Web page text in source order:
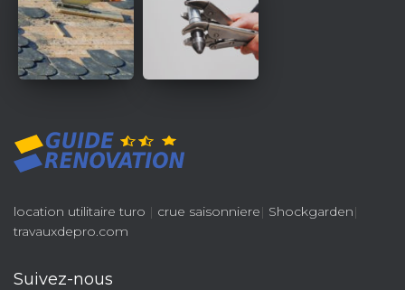
location utilitaire turo | crue saisonniere| Shockgarden|
travauxdepro.com
Suivez-nous